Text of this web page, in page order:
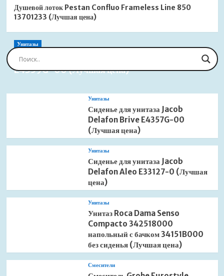
Душевой лоток Pestan Confluo Frameless Line 850
13701233 (Лучшая цена)
Унитазы
Сиденье для унитаза Jacob Delafon Brive
E4359G-00 (Лучшая цена)
Унитазы
Сиденье для унитаза Jacob
Delafon Brive E4357G-00
(Лучшая цена)
Унитазы
Сиденье для унитаза Jacob
Delafon Aleo E33127-0 (Лучшая
цена)
Унитазы
Унитаз Roca Dama Senso
Compacto 342518000
напольный с бачком 34151B000
без сиденья (Лучшая цена)
Смесители